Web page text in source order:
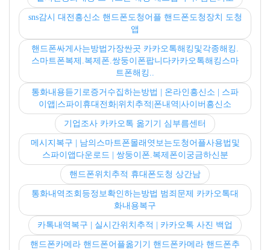
sns감시 대전흥신소 핸드폰도청어플 핸드폰도청장치 도청
앱
핸드폰싸게사는방법가장싼곳 카카오톡해킹및각종해킹.
스마트폰복제.복제폰.쌍둥이폰팝니다카카오톡해킹스마
트폰해킹..
통화내용듣기로증거수집하는방법 | 온라인흥신소 | 스파
이앱|스파이휴대전화|위치추적|폰내역|사이버흥신소
기업조사 카카오톡 옮기기 심부름센터
메시지복구 | 남의스마트폰몰래엿보는도청어플사용법및
스파이앱다운로드 | 쌍둥이폰.복제폰이궁금하신분
핸드폰위치추적 휴대폰도청 상간남
통화내역조회등정보확인하는방법 범죄문제 카카오톡대
화내용복구
카톡내역복구 | 실시간위치추적 | 카카오톡 사진 백업
핸드폰카메라 핸드폰어플옮기기 핸드폰카메라 핸드폰추